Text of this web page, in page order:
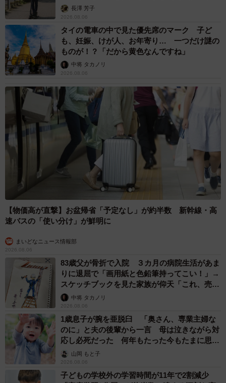
説】長澤 芳子
2026.08.06
タイの電車の中で見た優先席のマーク 子ど
も、妊娠、けが人、お年寄り… 一つだけ謎の
ものが！？「だから黄色なんですね」
中将 タカノリ
2026.08.06
【物価高が直撃】お盆帰省「予定なし」が約半数 新幹線・高
速バスの「使い分け」が鮮明に
まいどなニュース情報部
2026.08.06
83歳父が骨折で入院 ３カ月の病院生活があま
りに退屈で「画用紙と色鉛筆持ってこい！」→
スケッチブックを見た家族が仰天「これ、売れ
ますよ…」
中将 タカノリ
2026.08.06
1歳息子が腕を亜脱臼 「奥さん、専業主婦な
のに」と夫の後輩から一言 母は泣きながら対
応し必死だった 何年もたった今もたまに思い
出し…山岡 もと子
2026.08.06
子どもの学校外の学習時間が11年で2割減少